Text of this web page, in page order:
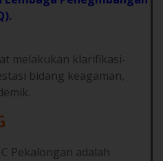
melakukan klarifikasi-
bidang keagaman,
Pekalongan adalah